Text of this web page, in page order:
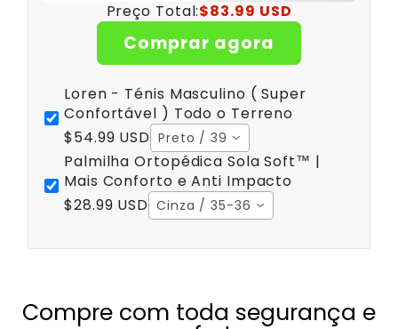
Preço Total:$83.99 USD
Comprar agora
Loren - Ténis Masculino ( Super
Confortável ) Todo o Terreno
$54.99 USD Preto / 39
Palmilha Ortopédica Sola Soft™ |
Mais Conforto e Anti Impacto
$28.99 USD Cinza / 35-36
Compre com toda segurança e